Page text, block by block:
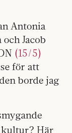
Antonia
Jacob
(15/5)
för att
borde jag
kultur? Här